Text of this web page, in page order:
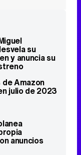
su
y anuncia su
Amazon
julio de 2023
anuncios